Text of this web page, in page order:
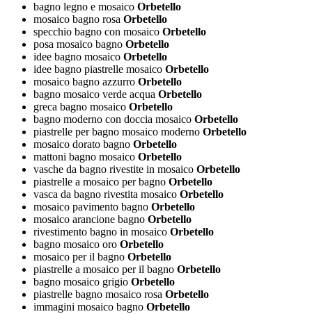
bagno legno e mosaico Orbetello
mosaico bagno rosa Orbetello
specchio bagno con mosaico Orbetello
posa mosaico bagno Orbetello
idee bagno mosaico Orbetello
idee bagno piastrelle mosaico Orbetello
mosaico bagno azzurro Orbetello
bagno mosaico verde acqua Orbetello
greca bagno mosaico Orbetello
bagno moderno con doccia mosaico Orbetello
piastrelle per bagno mosaico moderno Orbetello
mosaico dorato bagno Orbetello
mattoni bagno mosaico Orbetello
vasche da bagno rivestite in mosaico Orbetello
piastrelle a mosaico per bagno Orbetello
vasca da bagno rivestita mosaico Orbetello
mosaico pavimento bagno Orbetello
mosaico arancione bagno Orbetello
rivestimento bagno in mosaico Orbetello
bagno mosaico oro Orbetello
mosaico per il bagno Orbetello
piastrelle a mosaico per il bagno Orbetello
bagno mosaico grigio Orbetello
piastrelle bagno mosaico rosa Orbetello
immagini mosaico bagno Orbetello